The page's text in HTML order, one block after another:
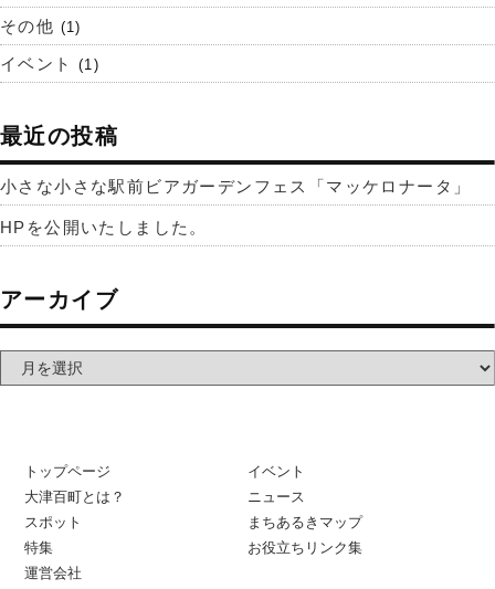
その他 (1)
イベント (1)
最近の投稿
小さな小さな駅前ビアガーデンフェス「マッケロナータ」
HPを公開いたしました。
アーカイブ
トップページ
大津百町とは？
スポット
特集
イベント
ニュース
まちあるきマップ
お役立ちリンク集
運営会社